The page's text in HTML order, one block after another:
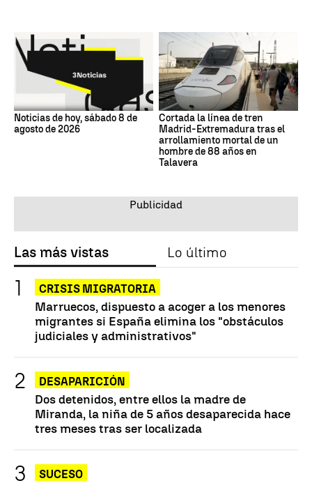
Noticias de hoy, sábado 8 de
agosto de 2026
Cortada la línea de tren
Madrid-Extremadura tras el
arrollamiento mortal de un
hombre de 88 años en
Talavera
Las más vistas Lo último
CRISIS MIGRATORIA
Marruecos, dispuesto a acoger a los menores
migrantes si España elimina los "obstáculos
judiciales y administrativos"
DESAPARICIÓN
Dos detenidos, entre ellos la madre de
Miranda, la niña de 5 años desaparecida hace
tres meses tras ser localizada
SUCESO